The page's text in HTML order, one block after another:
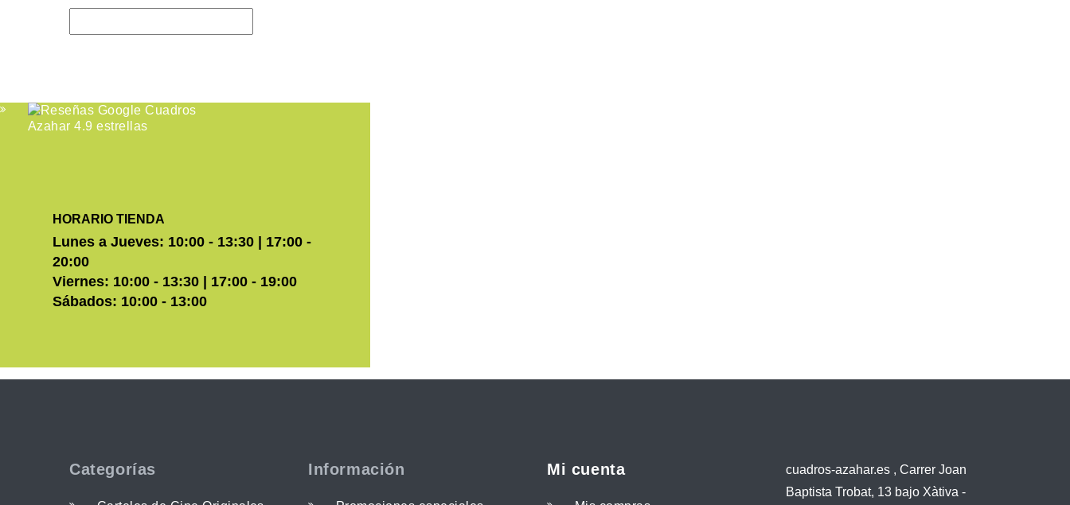
HORARIO TIENDA
Lunes a Jueves: 10:00 - 13:30 | 17:00 -
20:00
Viernes: 10:00 - 13:30 | 17:00 - 19:00
Sábados: 10:00 - 13:00
Categorías Información Mi cuenta
cuadros-azahar.es , Carrer Joan
Baptista Trobat, 13 bajo Xàtiva -